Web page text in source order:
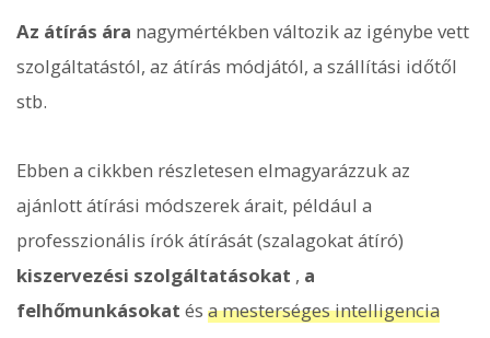
Az átírás ára nagymértékben változik az igénybe vett
szolgáltatástól, az átírás módjától, a szállítási időtől
stb.
Ebben a cikkben részletesen elmagyarázzuk az
ajánlott átírási módszerek árait, például a
professzionális írók átírását (szalagokat átíró)
kiszervezési szolgáltatásokat , a
felhőmunkásokat és a mesterséges intelligencia